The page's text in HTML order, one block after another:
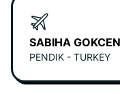
SABIHA
PENDIK - TURKEY